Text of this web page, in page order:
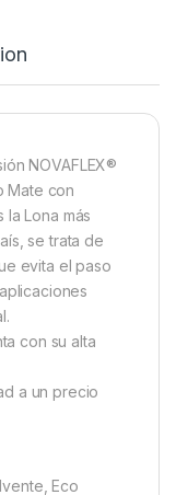
NOVAFLEX®
Mate con
Lona más
se trata de
evita el paso
con su alta
a un precio
Eco